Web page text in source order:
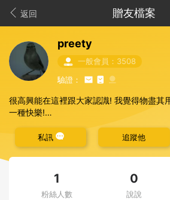
返回 贈友檔案
preety
一般會員：3508
驗證：
很高興能在這裡跟大家認識! 我覺得物盡其
一種快樂!
在這裡,得到的比我送出的多~謝謝贈與我物
用的。
我會索取的大多是自己或家人能夠用到的
的物品整理出來贈與需要的朋友!
私訊 追蹤他
1
粉絲人數
0
說說